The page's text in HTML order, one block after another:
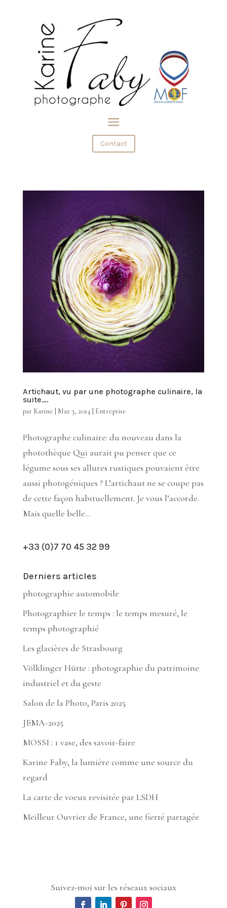
Contact
Artichaut, vu par une photographe culinaire, la
suite….
par Karine Mar 3, 2014 Entreprise
Photographe culinaire: du nouveau dans la
photothèque Qui aurait pu penser que ce
légume sous ses allures rustiques pouvaient être
aussi photogéniques ? L’artichaut ne se coupe pas
de cette façon habituellement. Je vous l’accorde.
Mais quelle belle...
+33 (0)7 70 45 32 99
Derniers articles
photographie automobile
Photographier le temps : le temps mesuré, le
temps photographié
Les glacières de Strasbourg
Völklinger Hütte : photographie du patrimoine
industriel et du geste
Salon de la Photo, Paris 2025
JEMA-2025
MOSSI : 1 vase, des savoir-faire
Karine Faby, la lumière comme une source du
regard
La carte de voeux revisitée par LSDH
Meilleur Ouvrier de France, une fierté partagée
Suivez-moi sur les réseaux sociaux